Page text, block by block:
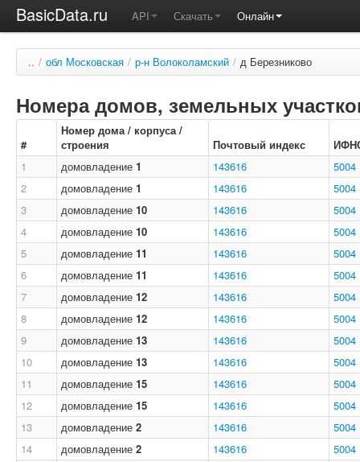
BasicData.ru API Скачать Онлайн
.. / обл Московская / р-н Волоколамский / д Березниково
Номера домов, земельных
#
Номер дома / корпуса /
строения
Почтовый индекс
1
домовладение 1 143616
5004
2
домовладение 1 143616
5004
3
домовладение 10 143616
5004
4
домовладение 10 143616
5004
5
домовладение 11 143616
5004
6
домовладение 11 143616
5004
7
домовладение 12 143616
5004
8
домовладение 12 143616
5004
9
домовладение 13 143616
5004
10
домовладение 13 143616
5004
11
домовладение 15 143616
5004
12
домовладение 15 143616
5004
13
домовладение 2 143616
5004
14
домовладение 2 143616
5004